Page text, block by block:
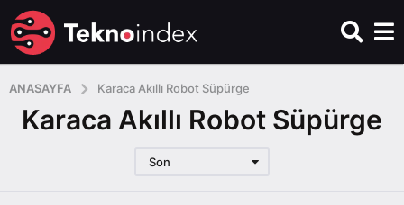
ANASAYFA Karaca Akıllı Robot Süpürge
Karaca Akıllı Robot Süpürge
Son